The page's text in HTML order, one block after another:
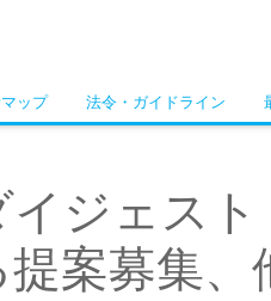
ップ 法令・ガイドライン
ジェス
案募集、